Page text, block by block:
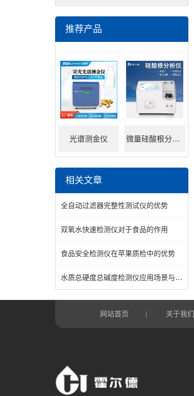
推荐产品
光谱测金仪 微量硅酸根分析仪
相关文章
全自动过滤器完整性测试仪的优势
双氧水快速检测仪对于食品的作用
食品安全检测仪在苹果质检中的优势
水质总硬度总碱度检测仪应用场景与行业价值
网站首页 关于我们